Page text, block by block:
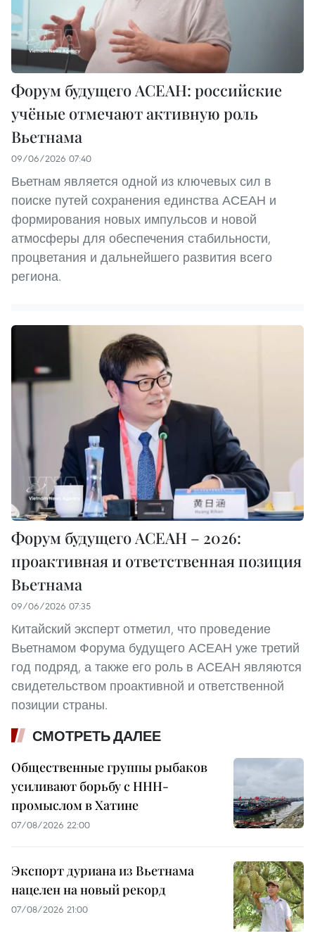
Форум будущего АСЕАН: российские
учёные отмечают активную роль
Вьетнама
09/06/2026 07:40
Вьетнам является одной из ключевых сил в
поиске путей сохранения единства АСЕАН и
формирования новых импульсов и новой
атмосферы для обеспечения стабильности,
процветания и дальнейшего развития всего
региона.
Форум будущего АСЕАН – 2026:
проактивная и ответственная позиция
Вьетнама
09/06/2026 07:35
Китайский эксперт отметил, что проведение
Вьетнамом Форума будущего АСЕАН уже третий
год подряд, а также его роль в АСЕАН являются
свидетельством проактивной и ответственной
позиции страны.
СМОТРЕТЬ ДАЛЕЕ
Общественные группы рыбаков
усиливают борьбу с ННН-
промыслом в Хатине
07/08/2026 22:00
Экспорт дуриана из Вьетнама
нацелен на новый рекорд
07/08/2026 21:00